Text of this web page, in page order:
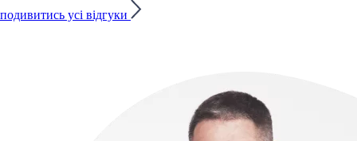
подивитись усі відгуки